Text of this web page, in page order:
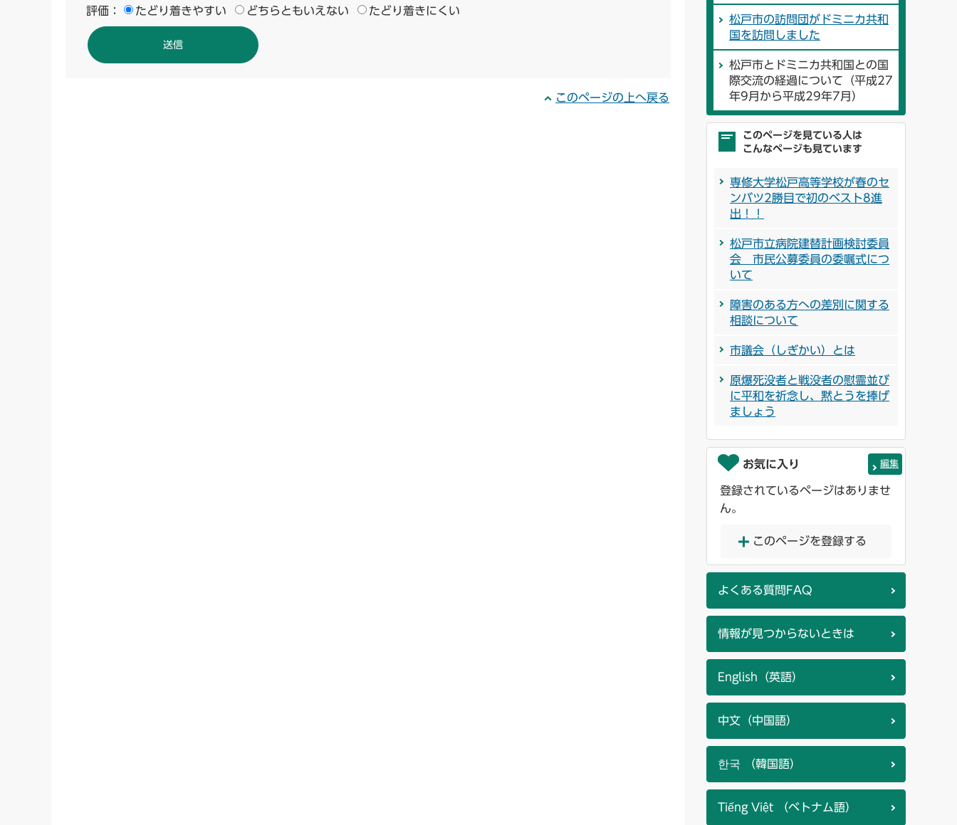
評価：
たどり着きやすい どちらともいえない たどり着きにくい
このページの上へ戻る
松戸市の訪問団がドミニカ共和
国を訪問しました
松戸市とドミニカ共和国との国
際交流の経過について（平成27
年9月から平成29年7月）
このページを見ている人は
こんなページも見ています
専修大学松戸高等学校が春のセ
ンバツ2勝目で初のベスト8進
出！！
松戸市立病院建替計画検討委員
会 市民公募委員の委嘱式につ
いて
障害のある方への差別に関する
相談について
市議会（しぎかい）とは
原爆死没者と戦没者の慰霊並び
に平和を祈念し、黙とうを捧げ
ましょう
お気に入り 編集
登録されているページはありませ
ん。
このページを登録する
よくある質問FAQ
情報が見つからないときは
English（英語）
中文（中国語）
한국 （韓国語）
Tiếng Việt （ベトナム語）